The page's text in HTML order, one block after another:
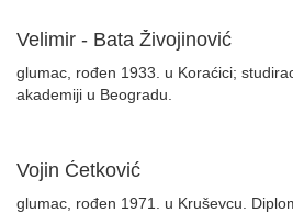
Velimir - Bata Živojinović
glumac, rođen 1933. u Koraćici;
akademiji u Beogradu.
Vojin Ćetković
glumac, rođen 1971. u Kruševcu.